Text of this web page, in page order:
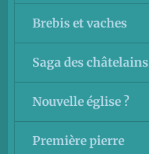
Brebis et vaches
Saga des châtelains
Nouvelle église ?
Première pierre